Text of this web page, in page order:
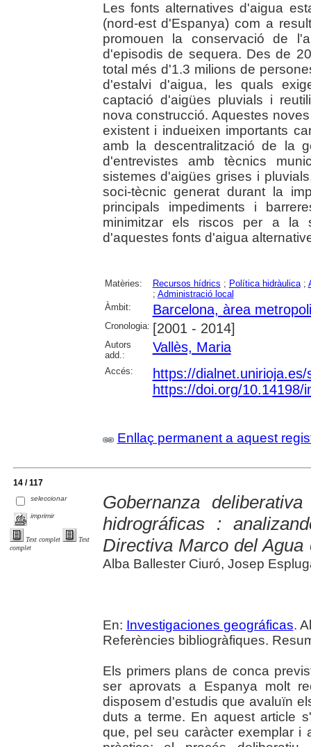
Les fonts alternatives d'aigua
(nord-est d'Espanya) com a
promouen la conservació de
d'episodis de sequera. Des de
total més d'1.3 milions de
d'estalvi d'aigua, les quals
captació d'aigües pluvials i
nova construcció. Aquestes
existent i indueixen importants
amb la descentralització de la
d'entrevistes amb tècnics
sistemes d'aigües grises i
soci-tècnic generat durant la
principals impediments i
minimitzar els riscos per a la
d'aquestes fonts d'aigua
Matèries: Recursos hídrics ; Política hidràulica;
; Administració local
Àmbit:
Barcelona, àrea
Cronologia: [2001 - 2014]
Autors
add.:
Vallès, Maria
Accés:
https://
https://doi.org/10.14198/
Enllaç permanent a aquest
14 / 117
seleccionar
imprimir
Text complet
Text
complet
Gobernanza
hidrográficas :
Directiva Marco del Agua
Alba Ballester Ciuró, Josep
En: Investigaciones geográficas.
Referències bibliogràfiques.
Els primers plans de conca
ser aprovats a Espanya molt
disposem d'estudis que avaluïn
duts a terme. En aquest article
que, pel seu caràcter exemplar i